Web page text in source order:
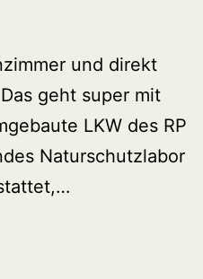
und direkt
geht super mit
LKW des RP
Naturschutzlabor